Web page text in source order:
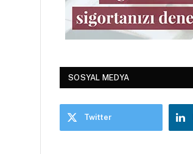
SOSYAL MEDYA
Twitter